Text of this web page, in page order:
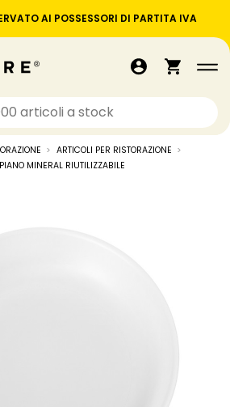
AI POSSESSORI DI PARTITA IVA
ARTICOLI PER RISTORAZIONE
MINERAL RIUTILIZZABILE